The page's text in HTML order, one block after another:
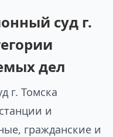
суд г.
дел
г. Томска
и
гражданские и